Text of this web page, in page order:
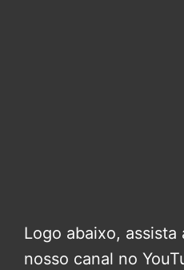
Logo abaixo, assista
nosso canal no